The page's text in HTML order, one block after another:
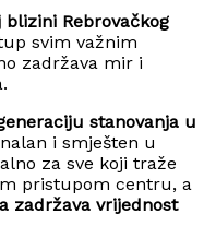
Rebrovačkog
svim važnim
zadržava mir i
stanovanja u
i smješten u
za sve koji traže
pristupom centru, a
zadržava vrijednost